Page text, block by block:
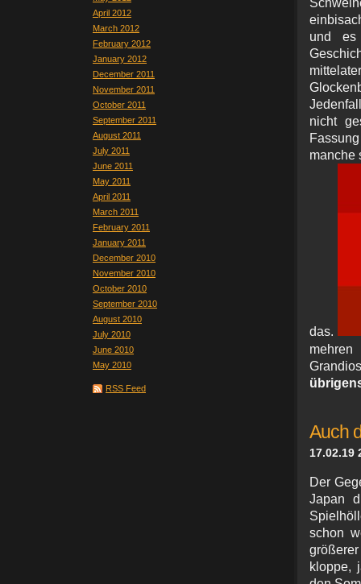
April 2012
March 2012
February 2012
January 2012
December 2011
November 2011
October 2011
September 2011
August 2011
July 2011
June 2011
May 2011
April 2011
March 2011
February 2011
January 2011
December 2010
November 2010
October 2010
September 2010
August 2010
July 2010
June 2010
May 2010
RSS Feed
und
nicht
manche
das.
mehren
Auch
17.02.19
Der
Japan
schon
kloppe,